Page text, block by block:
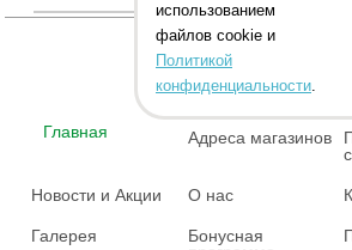
Главная Адреса магазинов
Новости и Акции О нас
Галерея
Бонусная
использованием
файлов cookie и
Политикой
конфиденциальности.